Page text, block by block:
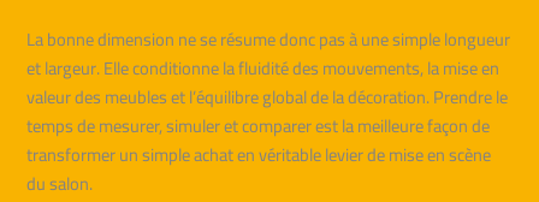
La bonne dimension ne se résume donc pas à une simple longueur
et largeur. Elle conditionne la fluidité des mouvements, la mise en
valeur des meubles et l’équilibre global de la décoration. Prendre le
temps de mesurer, simuler et comparer est la meilleure façon de
transformer un simple achat en véritable levier de mise en scène
du salon.